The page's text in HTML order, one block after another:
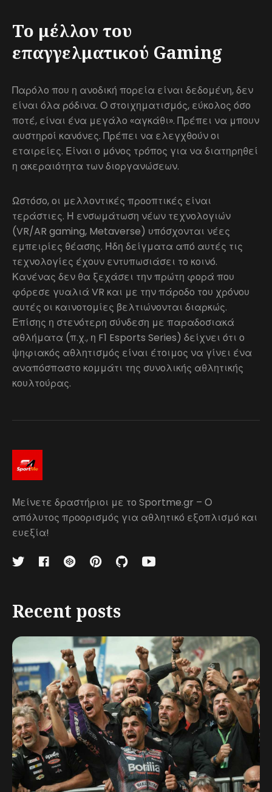
Το μέλλον του
επαγγελματικού Gaming
Παρόλο που η ανοδική πορεία είναι δεδομένη, δεν
είναι όλα ρόδινα. Ο στοιχηματισμός, εύκολος όσο
ποτέ, είναι ένα μεγάλο «αγκάθι». Πρέπει να μπουν
αυστηροί κανόνες. Πρέπει να ελεγχθούν οι
εταιρείες. Είναι ο μόνος τρόπος για να διατηρηθεί
η ακεραιότητα των διοργανώσεων.
Ωστόσο, οι μελλοντικές προοπτικές είναι
τεράστιες. Η ενσωμάτωση νέων τεχνολογιών
(VR/AR gaming, Metaverse) υπόσχονται νέες
εμπειρίες θέασης. Ήδη δείγματα από αυτές τις
τεχνολογίες έχουν εντυπωσιάσει το κοινό.
Κανένας δεν θα ξεχάσει την πρώτη φορά που
φόρεσε γυαλιά VR και με την πάροδο του χρόνου
αυτές οι καινοτομίες βελτιώνονται διαρκώς.
Επίσης η στενότερη σύνδεση με παραδοσιακά
αθλήματα (π.χ., η F1 Esports Series) δείχνει ότι ο
ψηφιακός αθλητισμός είναι έτοιμος να γίνει ένα
αναπόσπαστο κομμάτι της συνολικής αθλητικής
κουλτούρας.
Μείνετε δραστήριοι με το Sportme.gr – Ο
απόλυτος προορισμός για αθλητικό εξοπλισμό και
ευεξία!
Recent posts